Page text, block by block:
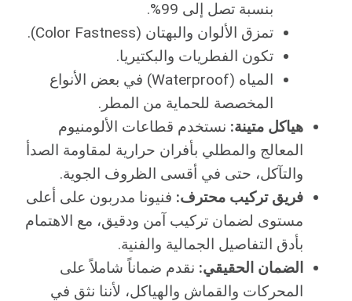
بنسبة تصل إلى 99%.
تمزق الألوان والبهتان (Color Fastness).
تكون الفطريات والبكتيريا.
المياه (Waterproof) في بعض الأنواع
المخصصة للحماية من المطر.
هياكل متينة: نستخدم قطاعات الألومنيوم
المعالج والمطلي بأفران حرارية لمقاومة الصدأ
والتآكل، حتى في أقسى الظروف الجوية.
فريق تركيب محترف: فنيونا مدربون على أعلى
مستوى لضمان تركيب آمن ودقيق، مع الاهتمام
بأدق التفاصيل الجمالية والفنية.
الضمان الحقيقي: نقدم ضماناً شاملاً على
المحركات والقماش والهياكل، لأننا نثق في